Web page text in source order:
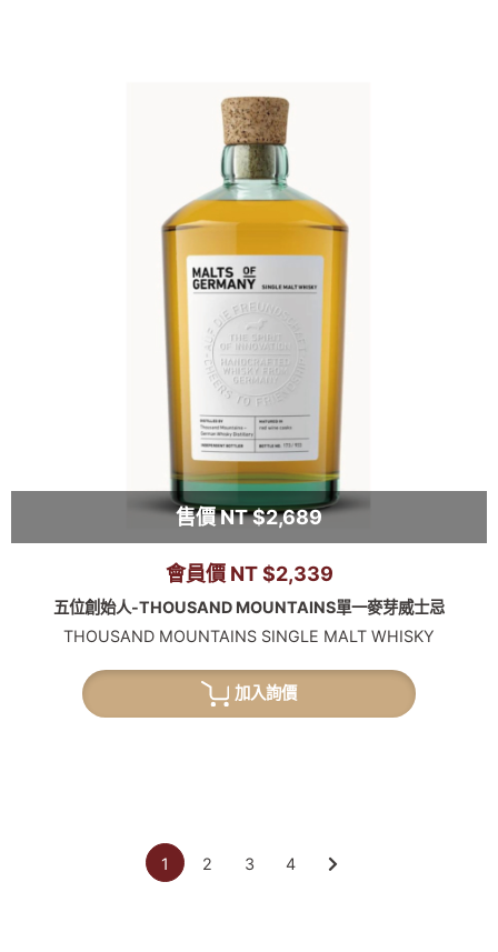
售價 NT $2,689
會員價 NT $2,339
五位創始人-THOUSAND MOUNTAINS單一麥芽威士忌
THOUSAND MOUNTAINS SINGLE MALT WHISKY
加入詢價
1 2 3 4